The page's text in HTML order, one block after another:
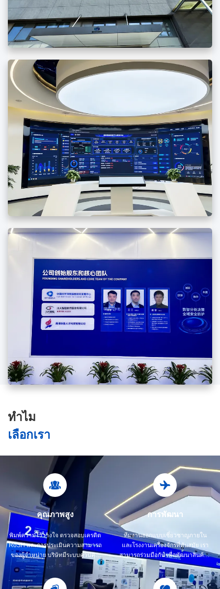
ทําไม
เลือกเรา
คุณภาพสูง
พิมพ์ความไว้วางใจ ตรวจสอบเครดิต
RoSH และการประเมินความสามารถ
ของผู้จําหน่าย บริษัทมีระบบควบคุม
คุณภาพอย่างเข้มงวด และห้อง
ทดสอบมืออาชีพ
การพัฒนา
ทีมงานออกแบบเชี่ยวชาญภายใน
และโรงงานเครื่องจักรที่ทันสมัย เรา
สามารถร่วมมือกัน เพื่อพัฒนาสินค้าที่
คุณต้องการ